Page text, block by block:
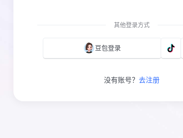
其他登录方式
豆包登录
没有账号？ 去注册